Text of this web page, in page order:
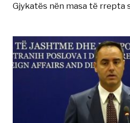
Gjykatës nën masa të rrepta